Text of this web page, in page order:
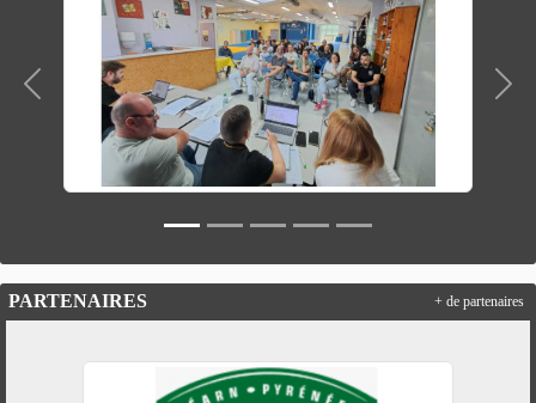
Précedent
PARTENAIRES + de partenaires